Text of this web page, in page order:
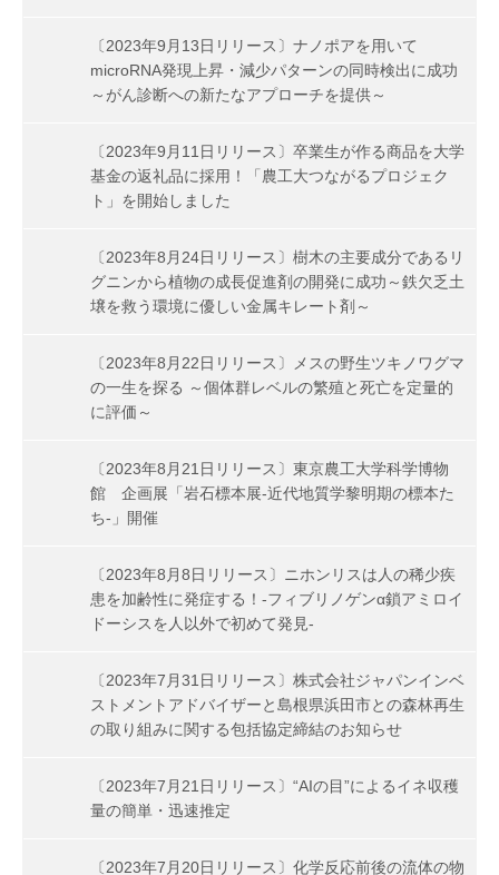
〔2023年9月13日リリース〕ナノポアを用いて
microRNA発現上昇・減少パターンの同時検出に成功
～がん診断への新たなアプローチを提供～
〔2023年9月11日リリース〕卒業生が作る商品を大学
基金の返礼品に採用！「農工大つながるプロジェク
ト」を開始しました
〔2023年8月24日リリース〕樹木の主要成分であるリ
グニンから植物の成長促進剤の開発に成功～鉄欠乏土
壌を救う環境に優しい金属キレート剤～
〔2023年8月22日リリース〕メスの野生ツキノワグマ
の一生を探る ～個体群レベルの繁殖と死亡を定量的
に評価～
〔2023年8月21日リリース〕東京農工大学科学博物
館 企画展「岩石標本展-近代地質学黎明期の標本た
ち-」開催
〔2023年8月8日リリース〕ニホンリスは人の稀少疾
患を加齢性に発症する！-フィブリノゲンα鎖アミロイ
ドーシスを人以外で初めて発見-
〔2023年7月31日リリース〕株式会社ジャパンインベ
ストメントアドバイザーと島根県浜田市との森林再生
の取り組みに関する包括協定締結のお知らせ
〔2023年7月21日リリース〕“AIの目”によるイネ収穫
量の簡単・迅速推定
〔2023年7月20日リリース〕化学反応前後の流体の物